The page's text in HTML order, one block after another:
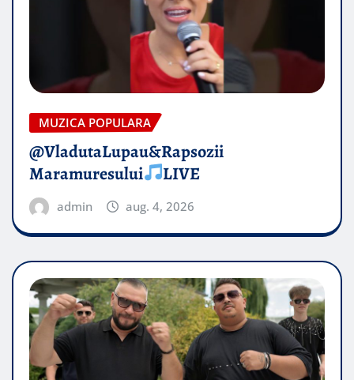
MUZICA POPULARA
@VladutaLupau&Rapsozii
Maramuresului
LIVE
admin aug. 4, 2026